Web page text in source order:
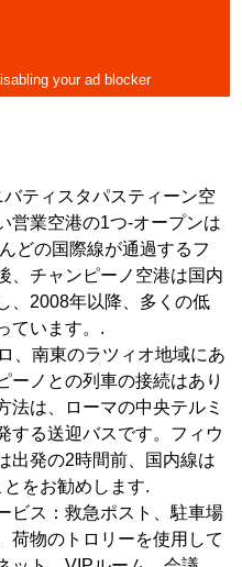
ティスタパスティーン空
営業空港の1つ-オープンは
どの国際線が通過するフ
、チャンピーノ空港は国内
、2008年以降、多くの低
ています。.
、南東のラツィオ地域にあ
ーノとの列車の接続はあり
法は、ローマの中央テルミ
する送迎バスです。フィウ
出発の2時間前、国内線は
をお勧めします.
ビス：救急ポスト、駐車場
荷物のトロリーを使用して